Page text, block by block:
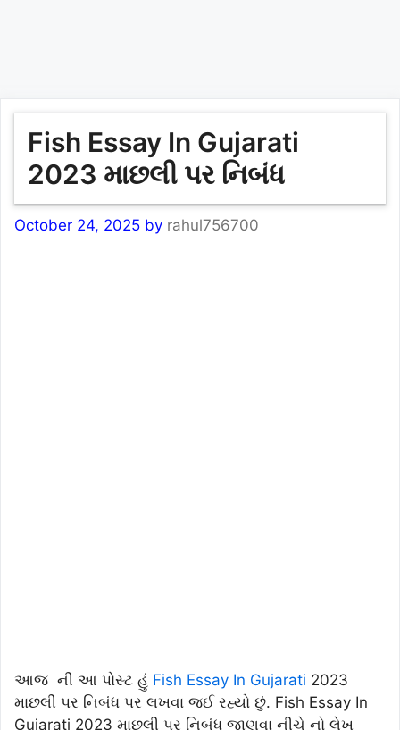
Fish Essay In Gujarati
2023 માછલી પર નિબંધ
October 24, 2025 by rahul756700
આજ ની આ પોસ્ટ હું Fish Essay In Gujarati 2023
માછલી પર નિબંધ પર લખવા જઈ રહ્યો છું. Fish Essay In
Gujarati 2023 માછલી પર નિબંધ જાણવા નીચે નો લેખ